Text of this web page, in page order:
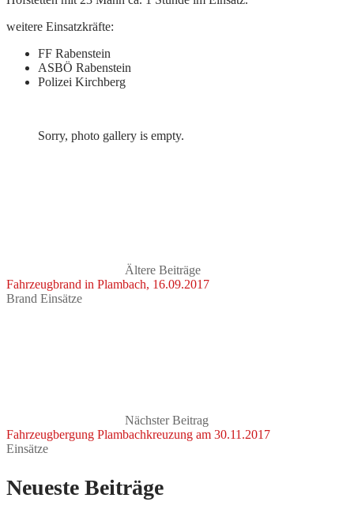
weitere Einsatzkräfte:
FF Rabenstein
ASBÖ Rabenstein
Polizei Kirchberg
Sorry, photo gallery is empty.
Ältere Beiträge
Fahrzeugbrand in Plambach, 16.09.2017
Brand Einsätze
Nächster Beitrag
Fahrzeugbergung Plambachkreuzung am 30.11.2017
Einsätze
Neueste Beiträge